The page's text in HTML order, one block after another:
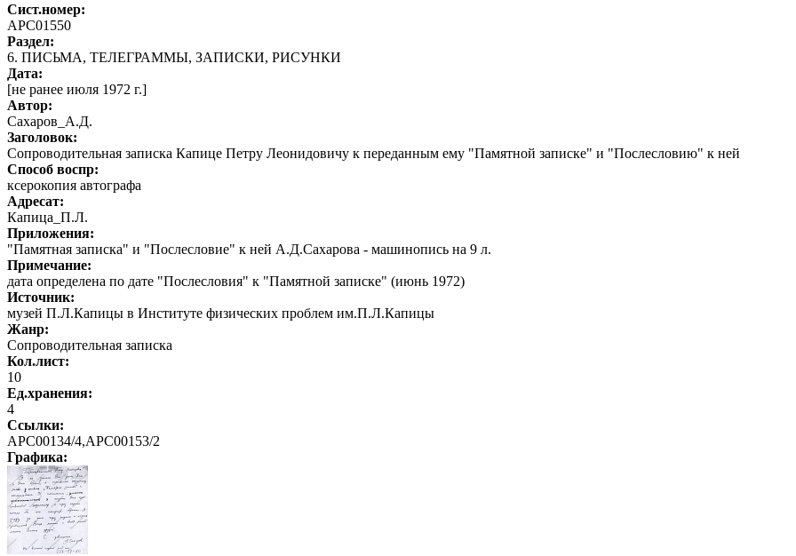
Сист.номер:
АРС01550
Раздел:
6. ПИСЬМА, ТЕЛЕГРАММЫ, ЗАПИСКИ, РИСУНКИ
Дата:
[не ранее июля 1972 г.]
Автор:
Сахаров_А.Д.
Заголовок:
Сопроводительная записка Капице Петру Леонидовичу к переданным ему "Памятной записке" и "Послесловию" к ней
Способ воспр:
ксерокопия автографа
Адресат:
Капица_П.Л.
Приложения:
"Памятная записка" и "Послесловие" к ней А.Д.Сахарова - машинопись на 9 л.
Примечание:
дата определена по дате "Послесловия" к "Памятной записке" (июнь 1972)
Источник:
музей П.Л.Капицы в Институте физических проблем им.П.Л.Капицы
Жанр:
Сопроводительная записка
Кол.лист:
10
Ед.хранения:
4
Ссылки:
АРС00134/4,АРС00153/2
Графика: